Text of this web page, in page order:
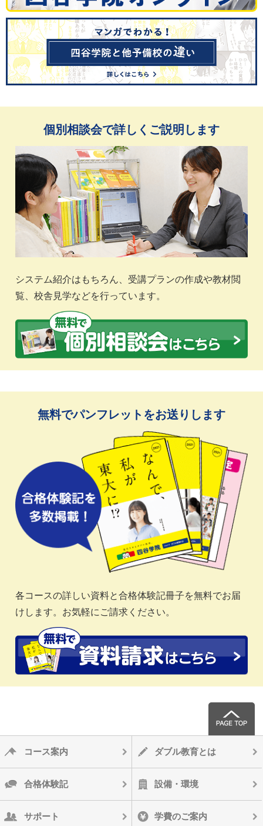
個別相談会で詳しくご説明します
システム紹介はもちろん、受講プランの作成や教材閲
覧、校舎見学などを行っています。
無料でパンフレットをお送りします
各コースの詳しい資料と合格体験記冊子を無料でお届
けします。お気軽にご請求ください。
コース案内 ダブル教育とは
合格体験記 設備・環境
サポート 学費のご案内